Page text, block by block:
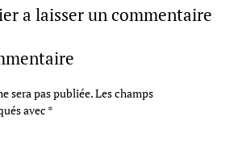
a laisser un commentaire
sera pas publiée.Les champs
avec *